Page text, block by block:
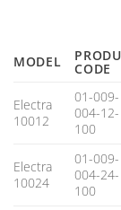
MODEL CODE
Electra
10012
01-009-
004-12-
100
Electra
10024
01-009-
004-24-
100